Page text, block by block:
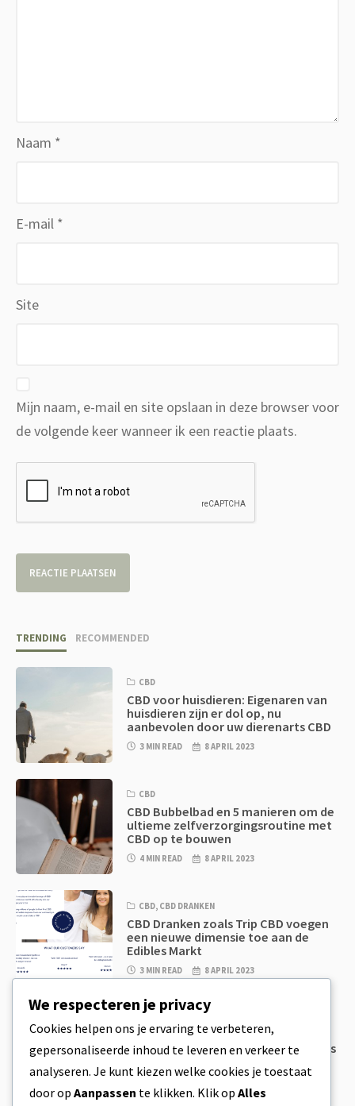
Naam *
E-mail *
Site
Mijn naam, e-mail en site opslaan in deze browser voor
de volgende keer wanneer ik een reactie plaats.
TRENDING RECOMMENDED
CBD
CBD voor huisdieren: Eigenaren van
huisdieren zijn er dol op, nu
aanbevolen door uw dierenarts CBD
3 MIN READ 8 APRIL 2023
CBD
CBD Bubbelbad en 5 manieren om de
ultieme zelfverzorgingsroutine met
CBD op te bouwen
4 MIN READ 8 APRIL 2023
CBD, CBD DRANKEN
CBD Dranken zoals Trip CBD voegen
een nieuwe dimensie toe aan de
Edibles Markt
3 MIN READ 8 APRIL 2023
CBD Koekjesdeeg & Ongelooflijk
Simpele CBD Edibles Die Je Zelf Thuis
8 APRIL 2023
We respecteren je privacy
Cookies helpen ons je ervaring te verbeteren,
gepersonaliseerde inhoud te leveren en verkeer te
analyseren. Je kunt kiezen welke cookies je toestaat
door op Aanpassen te klikken. Klik op Alles